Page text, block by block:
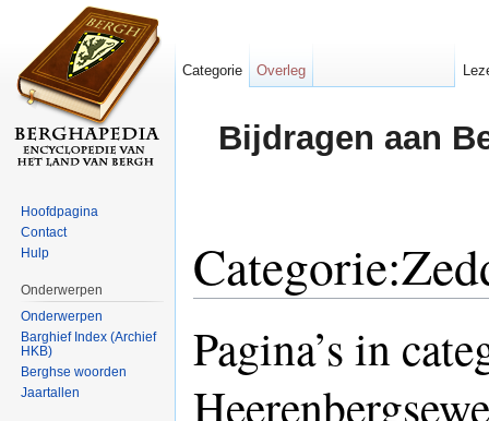
Bijdragen aan
Pagina’s in
Categorie Overleg
Hoofdpagina
Contact
Hulp
Onderwerpen
Onderwerpen
Barghief Index (Archief
HKB)
Berghse woorden
Jaartallen